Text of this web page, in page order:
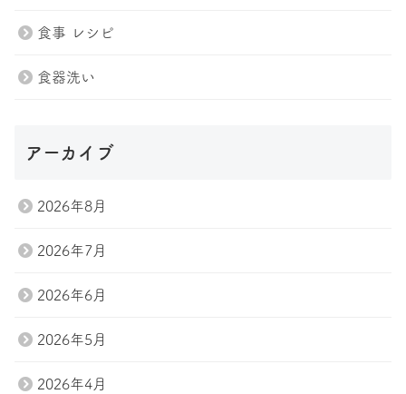
食事 レシピ
食器洗い
アーカイブ
2026年8月
2026年7月
2026年6月
2026年5月
2026年4月